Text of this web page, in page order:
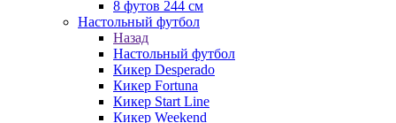
8 футов 244 см
Настольный футбол
Назад
Настольный футбол
Кикер Desperado
Кикер Fortuna
Кикер Start Line
Кикер Weekend